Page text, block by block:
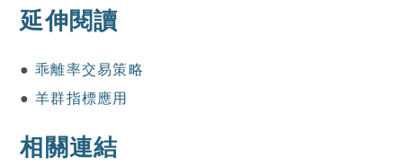
延伸閱讀
● 乖離率交易策略
● 羊群指標應用
相關連結